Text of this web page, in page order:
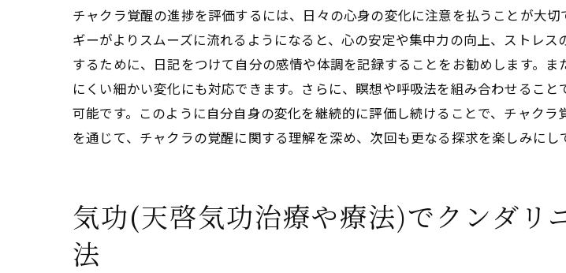
健康的なライフスタイルをサポートする気功(天啓気功
気功(天啓気功治療や療法)による心の癒しとストレス解放
持続可能な健康状態を気功(天啓気功治療や療法)で実現す
気功と共に歩む成長の旅を始めよう
気功を始めるための第一歩
気功(天啓気功治療や療法)を用いたチャクラの覚醒法と
チャクラ覚醒の進捗を評価するには、日々の心身の変化に注意を払うことが大
ギーがよりスムーズに流れるようになると、心の安定や集中力の向上、ストレ
するために、日記をつけて自分の感情や体調を記録することをお勧めします。
にくい細かい変化にも対応できます。さらに、瞑想や呼吸法を組み合わせるこ
可能です。このように自分自身の変化を継続的に評価し続けることで、チャク
を通じて、チャクラの覚醒に関する理解を深め、次回も更なる探求を楽しみにし
気功(天啓気功治療や療法)でクンダリ
法